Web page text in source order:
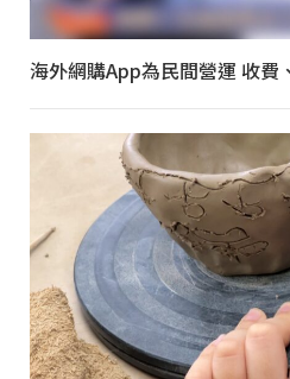
海外網購App為民間營運 收費